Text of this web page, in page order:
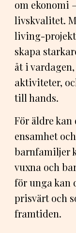
om ekonomi
livskvalitet.
living-
skapa
åt i
aktiviteter,
till hands.
För äldre
ensamhet
barnfamiljer
vuxna och
för unga kan
prisvärt och
framtiden.